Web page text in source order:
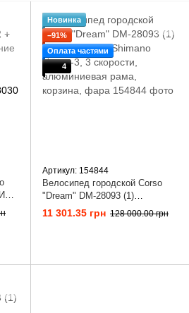
Новинка
−91%
Оплата частями
4
Артикул: 154844
Велосипед городской Corso
"Dream" DM-28093 (1)
оборудование Shimano Nexus-
3, 3 скорости, алюминиевая
11 301.35 грн 128 000.00 грн